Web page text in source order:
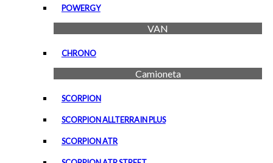
POWERGY
VAN
CHRONO
Camioneta
SCORPION
SCORPION ALLTERRAIN PLUS
SCORPION ATR